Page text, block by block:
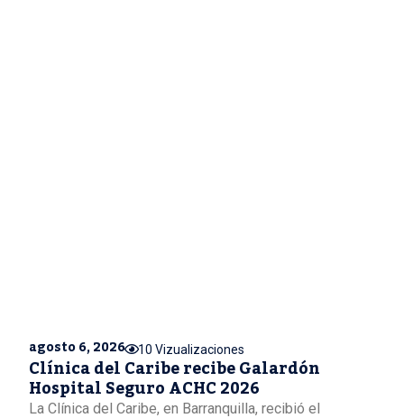
agosto 6, 2026 10 Vizualizaciones
Clínica del Caribe recibe Galardón
Hospital Seguro ACHC 2026
La Clínica del Caribe, en Barranquilla, recibió el